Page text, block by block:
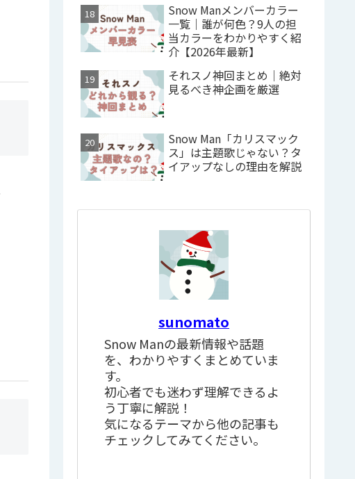
Snow Manメンバーカラー
一覧｜誰が何色？9人の担
当カラーをわかりやすく紹
介【2026年最新】
それスノ神回まとめ｜絶対
見るべき神企画を厳選
Snow Man「カリスマック
ス」は主題歌じゃない？タ
イアップなしの理由を解説
sunomato
Snow Manの最新情報や話題
を、わかりやすくまとめていま
す。
初心者でも迷わず理解できるよ
う丁寧に解説！
気になるテーマから他の記事も
チェックしてみてください。